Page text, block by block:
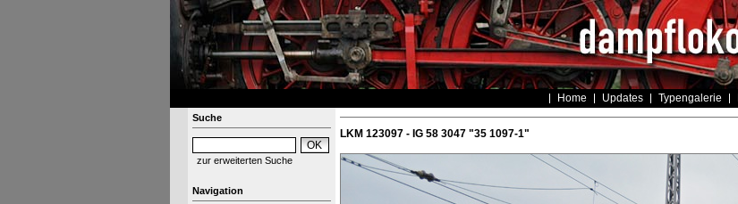
Home Updates Typengalerie
Suche
zur erweiterten Suche
Navigation
LKM 123097 - IG 58 3047 "35 1097-1"